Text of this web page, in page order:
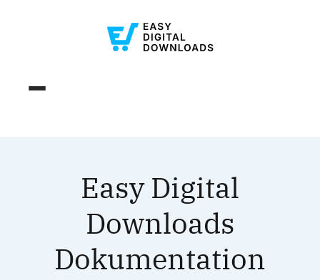
Easy Digital
Downloads
Dokumentation